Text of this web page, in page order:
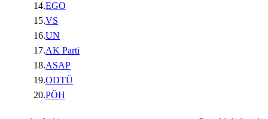
14.EGO
15.VS
16.UN
17.AK Parti
18.ASAP
19.ODTÜ
20.PÖH